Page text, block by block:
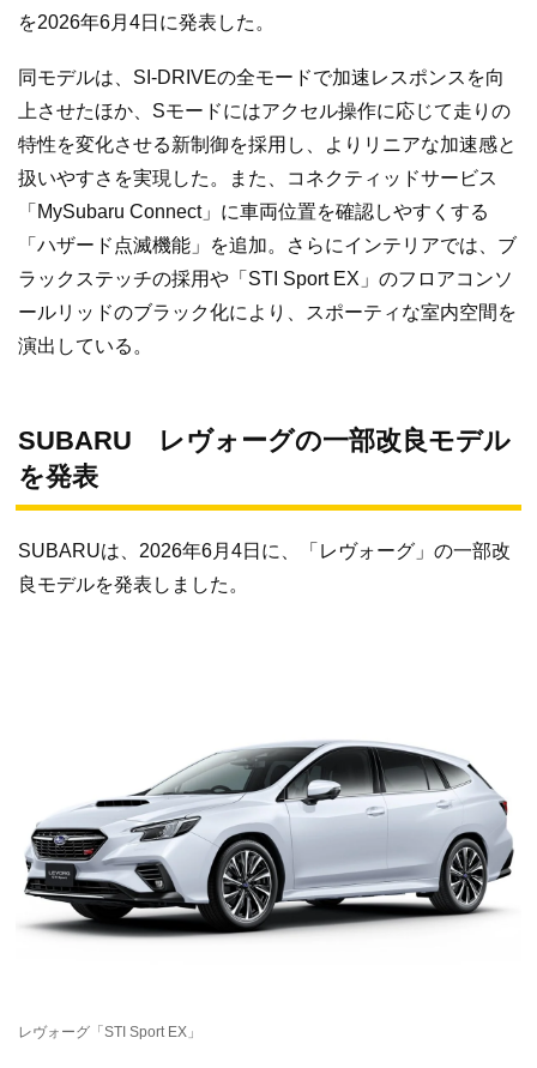
を2026年6月4日に発表した。
同モデルは、SI-DRIVEの全モードで加速レスポンスを向
上させたほか、Sモードにはアクセル操作に応じて走りの
特性を変化させる新制御を採用し、よりリニアな加速感と
扱いやすさを実現した。また、コネクティッドサービス
「MySubaru Connect」に車両位置を確認しやすくする
「ハザード点滅機能」を追加。さらにインテリアでは、ブ
ラックステッチの採用や「STI Sport EX」のフロアコンソ
ールリッドのブラック化により、スポーティな室内空間を
演出している。
SUBARU レヴォーグの一部改良モデル
を発表
SUBARUは、2026年6月4日に、「レヴォーグ」の一部改
良モデルを発表しました。
レヴォーグ「STI Sport EX」